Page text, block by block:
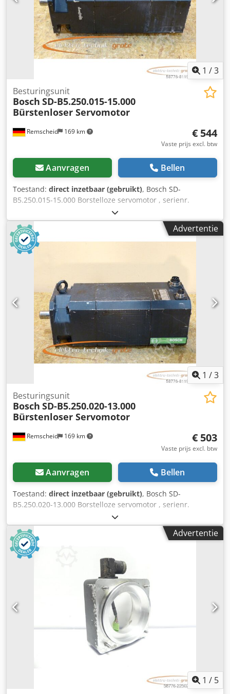
1 /3
Remscheid 169 km
Besturingsunit
Bosch SD-B5.250.015-15.000
Bürstenloser Servomotor
€ 544
Vaste prijs excl. btw
Aanvragen Bellen
Toestand: direct inzetbaar (gebruikt), Bosch SD-
B5.250.015-15.000 Borstelloze servomotor , serienr.
volgens foto , afstand bevestigingsgaten: 152 x 152 mm, Ø
aandrijfas: 32 mm , gebruikt, normale gebruikssporen,
aansluitbus licht beschadigd, 100% functioneel ATTENTIE:
Kosten voor verpakking en transport graag apart opvragen!
ATTENTIE: kosten voor verpakking en transport apart
Advertentie
1 /3
Remscheid 169 km
Besturingsunit
Bosch SD-B5.250.020-13.000
Bürstenloser Servomotor
€ 503
Vaste prijs excl. btw
Aanvragen Bellen
Toestand: direct inzetbaar (gebruikt), Bosch SD-
B5.250.020-13.000 Borstelloze servomotor , serienr.
volgens foto , afstand montagegaten: 152 x 152 mm, Ø
aandrijfas: 32 mm , gebruikt, normale gebruikssporen,
aansluitbus licht beschadigd, 100% functioneel ATTENTIE:
Kosten voor verpakking en transport graag apart opvragen!
ATTENTIE: kosten voor verpakking en transport apart
opvragen! Csdpfx Asi D Hbdjpijha
Advertentie
1 / 5